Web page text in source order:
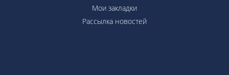
Мои закладки
Рассылка новостей